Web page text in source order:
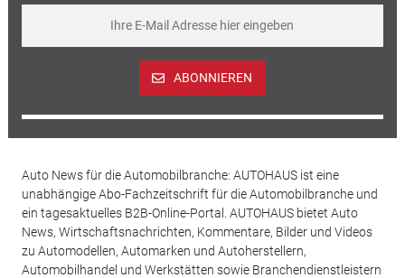
ABONNIEREN
Auto News für die Automobilbranche: AUTOHAUS ist eine
unabhängige Abo-Fachzeitschrift für die Automobilbranche und
ein tagesaktuelles B2B-Online-Portal. AUTOHAUS bietet Auto
News, Wirtschaftsnachrichten, Kommentare, Bilder und Videos
zu Automodellen, Automarken und Autoherstellern,
Automobilhandel und Werkstätten sowie Branchendienstleistern